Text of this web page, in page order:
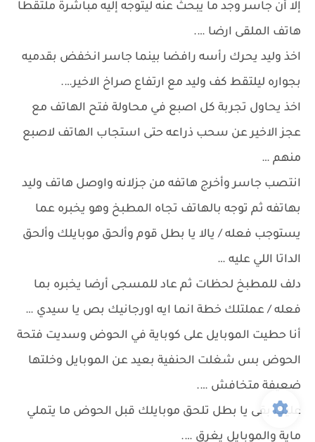
إلا أن جاسر وجد ما يبحث عنه ليتوجه إليه مباشرة ملتقطا
هاتف الملقى ارضا ….
اخذ وليد يحرك رأسه رافضا بينما جاسر انخفض بقدميه
بجواره ليلتقط كف وليد مع ارتفاع صراخ الاخير….
اخذ يحاول تجربة كل اصبع في محاولة فتح الهاتف مع
عجز الاخير عن سحب ذراعه حتى استجاب الهاتف لاصبع
منهم …
انتصب جاسر وأخرج هاتفه من جزلانه واوصل هاتف وليد
بهاتفه ثم توجه بالهاتف تجاه المطبخ وهو يخبره عما
يستوجب فعله / يالا يا بطل قوم وألحق موبايلك وألحق
الداتا اللي عليه …
دلف للمطبخ لحظات ثم عاد للمسجى أرضا يخبره بما
فعله / عملتلك خطة انما ايه اورجانيك بص يا سيدي …
أنا حطيت الموبايل على كوباية في الحوض وسديت فتحة
الحوض بس شغلت الحنفية بعيد عن الموبايل وخلتها
ضعيفة متخافش ….
عليك بقى يا بطل تلحق موبايلك قبل الحوض ما يتملي
ماية والموبايل يغرق ….